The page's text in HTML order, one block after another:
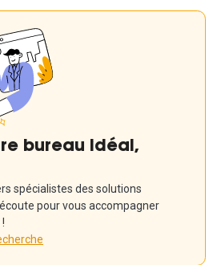
bureau idéal,
spécialistes des solutions
pour vous accompagner